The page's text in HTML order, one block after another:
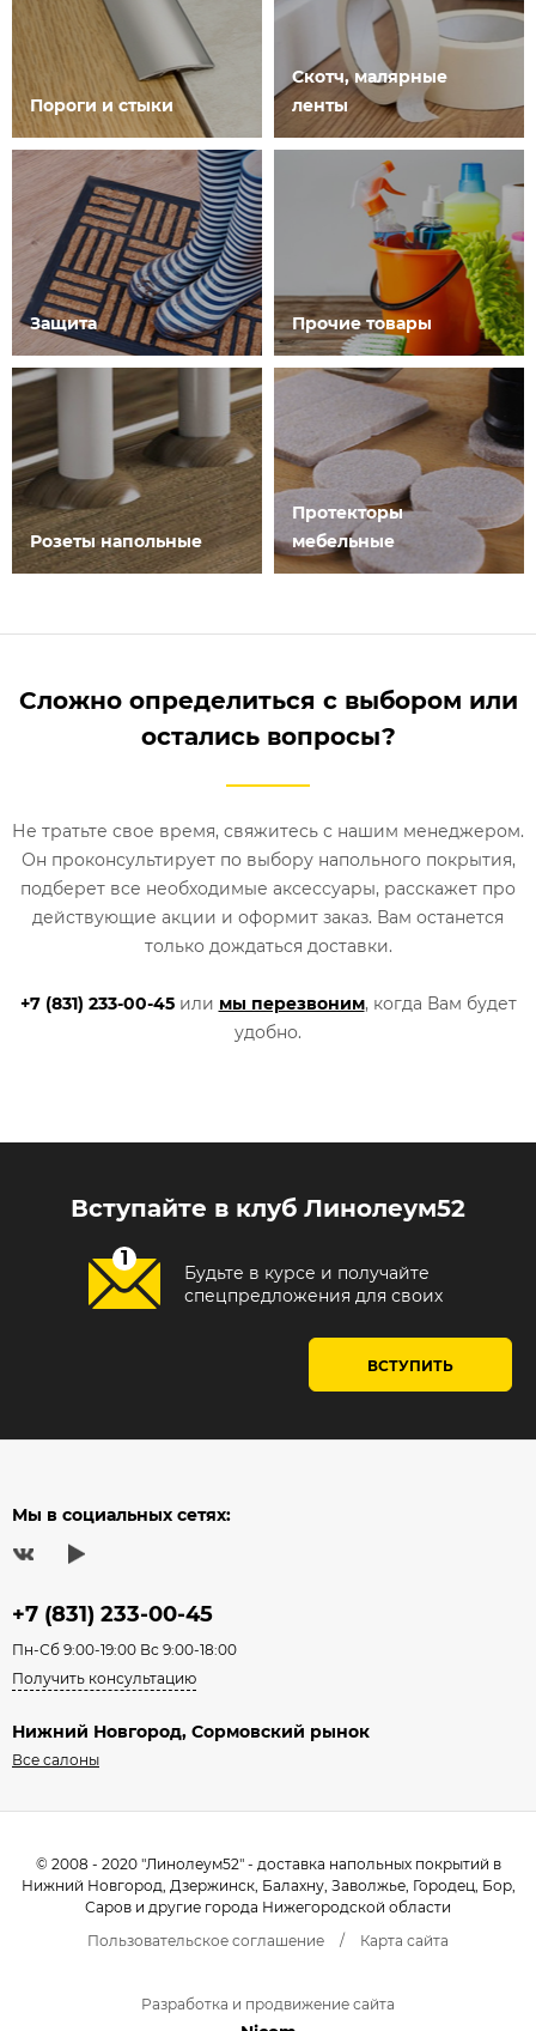
Пороги и стыки
Скотч, малярные
ленты
Защита Прочие товары
Розеты напольные
Протекторы
мебельные
Сложно определиться с выбором или
остались вопросы?
Не тратьте свое время, свяжитесь с нашим менеджером.
Он проконсультирует по выбору напольного покрытия,
подберет все необходимые аксессуары, расскажет про
действующие акции и оформит заказ. Вам останется
только дождаться доставки.
+7 (831) 233-00-45или мы перезвоним, когда Вам будет
удобно.
Вступайте в клуб Линолеум52
Будьте в курсе и получайте
спецпредложения для своих
ВСТУПИТЬ
Мы в социальных сетях:
+7 (831) 233-00-45
Пн-Сб 9:00-19:00 Вс 9:00-18:00
Получить консультацию
Нижний Новгород, Сормовский рынок
Все салоны
© 2008 - 2020 "Линолеум52" - доставка напольных покрытий в
Нижний Новгород, Дзержинск, Балахну, Заволжье, Городец, Бор,
Саров и другие города Нижегородской области
Пользовательское соглашение
/ Карта сайта
Разработка и продвижение сайта